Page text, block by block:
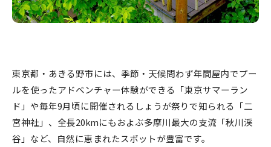
東京都・あきる野市には、季節・天候問わず年間屋内でプー
ルを使ったアドベンチャー体験ができる「東京サマーラン
ド」や毎年9月頃に開催されるしょうが祭りで知られる「二
宮神社」、全長20kmにもおよぶ多摩川最大の支流「秋川渓
谷」など、自然に恵まれたスポットが豊富です。